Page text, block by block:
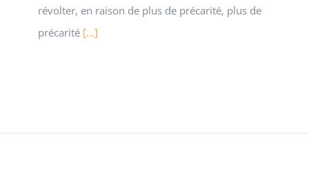
révolter, en raison de plus de précarité, plus de
précarité [...]